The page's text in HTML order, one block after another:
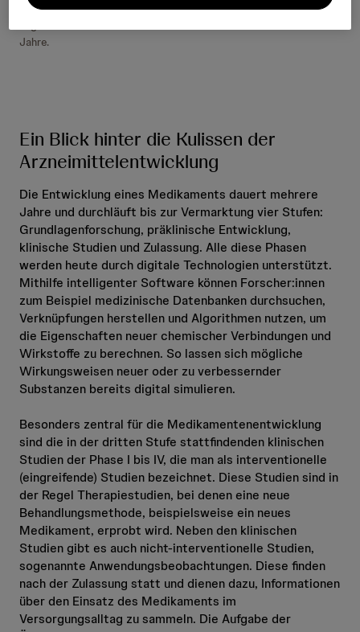
je. Der Aufwand bleibt hoch: Vom Molekül bis zum
Jahre.
Ein Blick hinter die Kulissen der
Arzneimittelentwicklung
Die Entwicklung eines Medikaments dauert mehrere
Jahre und durchläuft bis zur Vermarktung vier Stufen:
Grundlagenforschung, präklinische Entwicklung,
klinische Studien und Zulassung. Alle diese Phasen
werden heute durch digitale Technologien unterstützt.
Mithilfe intelligenter Software können Forscher:innen
zum Beispiel medizinische Datenbanken durchsuchen,
Verknüpfungen herstellen und Algorithmen nutzen, um
die Eigenschaften neuer chemischer Verbindungen und
Wirkstoffe zu berechnen. So lassen sich mögliche
Wirkungsweisen neuer oder zu verbessernder
Substanzen bereits digital simulieren.
Besonders zentral für die Medikamentenentwicklung
sind die in der dritten Stufe stattfindenden klinischen
Studien der Phase I bis IV, die man als interventionelle
(eingreifende) Studien bezeichnet. Diese Studien sind in
der Regel Therapiestudien, bei denen eine neue
Behandlungsmethode, beispielsweise ein neues
Medikament, erprobt wird. Neben den klinischen
Studien gibt es auch nicht-interventionelle Studien,
sogenannte Anwendungsbeobachtungen. Diese finden
nach der Zulassung statt und dienen dazu, Informationen
über den Einsatz des Medikaments im
Versorgungsalltag zu sammeln. Die Aufgabe der